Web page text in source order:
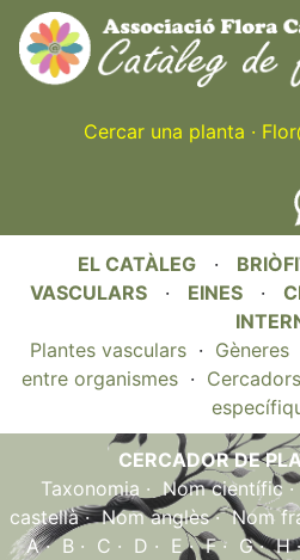
Skip
to
Cercar una planta ·
EL CATÀLEG ·
VASCULARS · EINES ·
Plantes vasculars · Gèneres
entre organismes ·
CERCADOR DE
Taxonomia · Nom científic
castellà·Nom anglès·Nom
A·B · C · D · E·F· G·H